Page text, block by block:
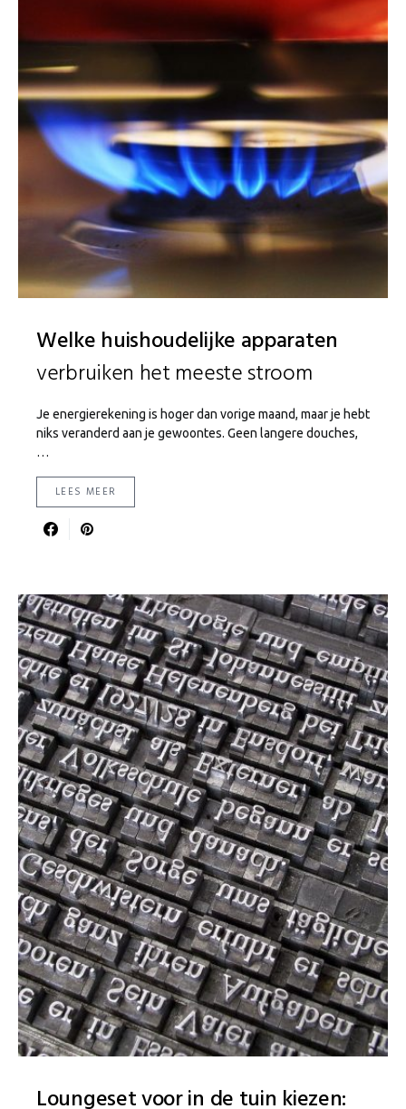
Welke huishoudelijke apparaten
verbruiken het meeste stroom
Je energierekening is hoger dan vorige maand, maar je hebt
niks veranderd aan je gewoontes. Geen langere douches,
…
LEES MEER
Loungeset voor in de tuin kiezen: